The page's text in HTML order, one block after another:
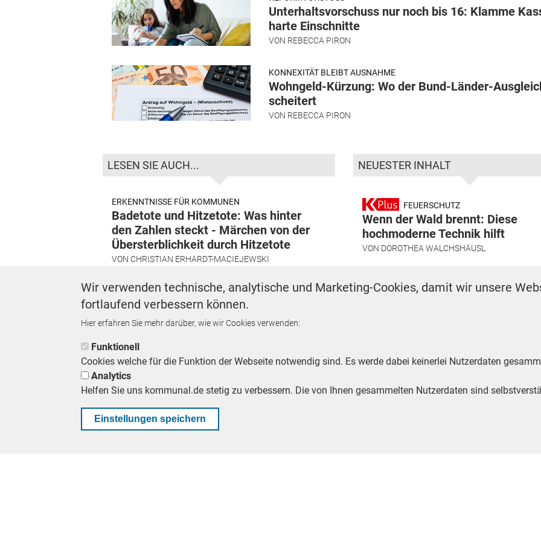
Unterhaltsvorschuss nur noch bis 16: Klamme
harte Einschnitte
VON REBECCA PIRON
KONNEXITÄT BLEIBT AUSNAHME
Wohngeld-Kürzung: Wo der Bund-Länder-
scheitert
VON REBECCA PIRON
LESEN SIE AUCH...
ERKENNTNISSE FÜR KOMMUNEN
Badetote und Hitzetote: Was hinter
den Zahlen steckt - Märchen von der
Übersterblichkeit durch Hitzetote
VON CHRISTIAN ERHARDT-MACIEJEWSKI
DRAMATISCHE MEDIENBERICHTE
Keime im Trinkwasser: Wie groß ist
die Gefahr?
So finden Kommunen Auszubildende
VONBENJAMIN LASSIWE
NEUESTER INHALT
FEUERSCHUTZ
Wenn der Wald brennt: Diese
hochmoderne Technik hilft
VON DOROTHEA WALCHSHÄUSL
Waldbrand in Deutschland:
Rathaus: Nicht jeder ChatGPT-
Wir verwenden technische, analytische und Marketing-Cookies, damit wir unsere
fortlaufend verbessern können.
Hier erfahren Sie mehr darüber, wie wir Cookies verwenden:
Funktionell
Cookies welche für die Funktion der Webseite notwendig sind. Es werde dabei keinerlei Nutzerdaten
Analytics
Helfen Sie uns kommunal.de stetig zu verbessern. Die von Ihnen gesammelten Nutzerdaten sind
Einstellungen speichern